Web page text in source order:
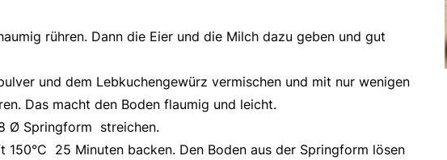
rühren. Dann die Eier und die Milch dazu geben und gut
und dem Lebkuchengewürz vermischen und mit nur wenigen
Das macht den Boden flaumig und leicht.
Ø Springform streichen.
150°C 25 Minuten backen. Den Boden aus der Springform lösen